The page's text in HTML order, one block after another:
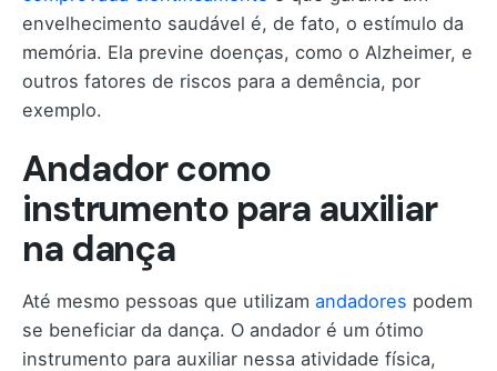
envelhecimento saudável é, de fato, o estímulo da
memória. Ela previne doenças, como o Alzheimer, e
outros fatores de riscos para a demência, por
exemplo.
Andador como
instrumento para auxiliar
na dança
Até mesmo pessoas que utilizam andadores podem
se beneficiar da dança. O andador é um ótimo
instrumento para auxiliar nessa atividade física,